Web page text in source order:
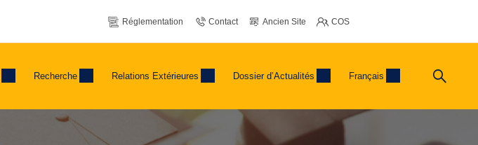
Réglementation Contact Ancien Site COS
Recherche Relations Extérieures Dossier d’Actualités Français